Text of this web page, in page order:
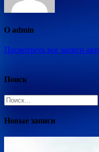
О admin
Посмотреть все записи
Поиск
Найти:
Новые записи